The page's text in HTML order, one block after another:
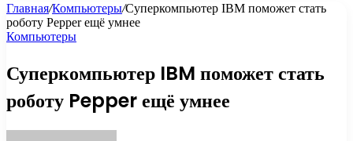
Главная/Компьютеры/Суперкомпьютер IBM поможет стать
роботу Pepper ещё умнее
Компьютеры
Суперкомпьютер IBM поможет стать
роботу Pepper ещё умнее